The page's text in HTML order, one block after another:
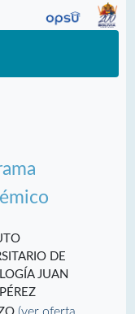
DE
JUAN
(ver oferta